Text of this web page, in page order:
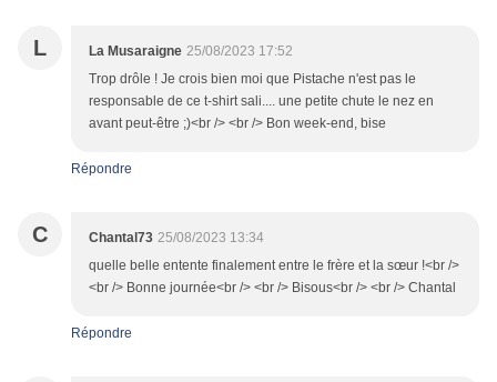
L La Musaraigne 25/08/2023 17:52
Trop drôle ! Je crois bien moi que Pistache n'est pas le
responsable de ce t-shirt sali.... une petite chute le nez en
avant peut-être ;)<br /> <br /> Bon week-end, bise
Répondre
C Chantal73 25/08/2023 13:34
quelle belle entente finalement entre le frère et la sœur !<br />
<br /> Bonne journée<br /> <br /> Bisous<br /> <br /> Chantal
Répondre